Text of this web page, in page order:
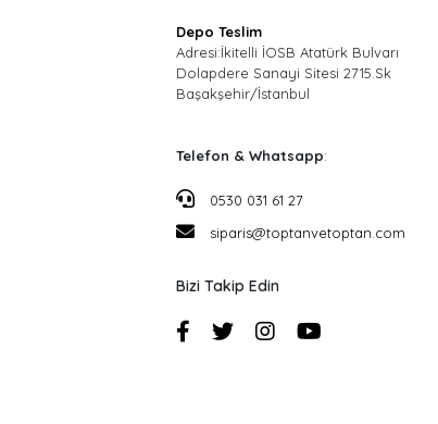
Depo Teslim
Adresi:İkitelli İOSB Atatürk Bulvarı
Dolapdere Sanayi Sitesi 2715.Sk
Başakşehir/İstanbul
Telefon & Whatsapp:
0530 031 61 27
siparis@toptanvetoptan.com
Bizi Takip Edin